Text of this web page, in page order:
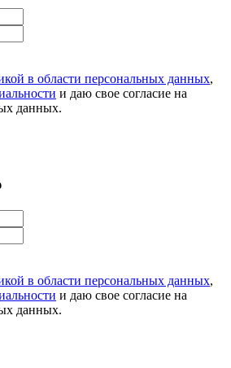
в области персональных данных,
и даю свое согласие на
данных.
в области персональных данных,
и даю свое согласие на
данных.